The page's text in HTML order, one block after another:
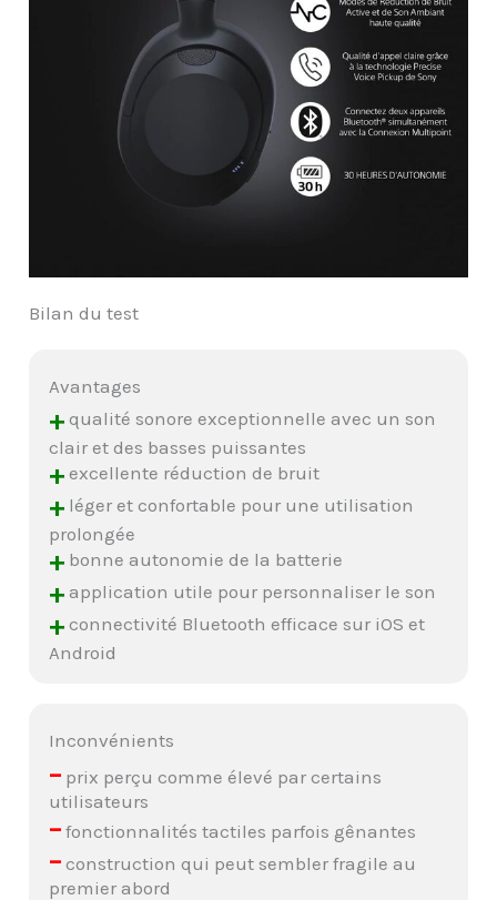
Bilan du test
Avantages
+ qualité sonore exceptionnelle avec un son
clair et des basses puissantes
+ excellente réduction de bruit
+ léger et confortable pour une utilisation
prolongée
+ bonne autonomie de la batterie
+ application utile pour personnaliser le son
+ connectivité Bluetooth efficace sur iOS et
Android
Inconvénients
– prix perçu comme élevé par certains
utilisateurs
– fonctionnalités tactiles parfois gênantes
– construction qui peut sembler fragile au
premier abord